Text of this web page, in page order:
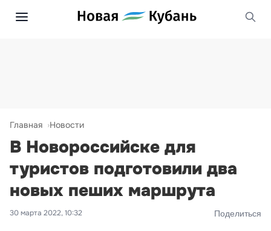
Главная Новости
В Новороссийске для
туристов подготовили два
новых пеших маршрута
30 марта 2022, 10:32 Поделиться